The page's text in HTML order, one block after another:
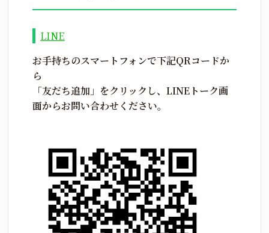
LINE
お手持ちのスマートフォンで下記QRコードか
ら
「友だち追加」をクリックし、LINEトーク画
面からお問い合わせください。